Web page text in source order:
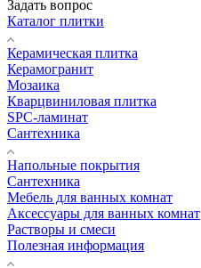
Задать вопрос
Каталог плитки
Керамическая плитка
Керамогранит
Мозаика
Кварцвиниловая плитка
SPC-ламинат
Сантехника
Напольные покрытия
Сантехника
Мебель для ванных комнат
Аксессуары для ванных комнат
Растворы и смеси
Полезная информация